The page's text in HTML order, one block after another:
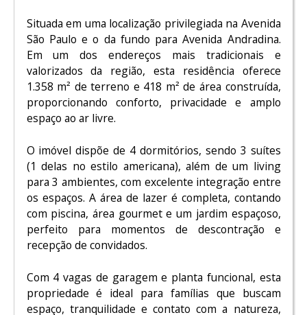
Situada em uma localização privilegiada na Avenida
São Paulo e o da fundo para Avenida Andradina.
Em um dos endereços mais tradicionais e
valorizados da região, esta residência oferece
1.358 m² de terreno e 418 m² de área construída,
proporcionando conforto, privacidade e amplo
espaço ao ar livre.
O imóvel dispõe de 4 dormitórios, sendo 3 suítes
(1 delas no estilo americana), além de um living
para 3 ambientes, com excelente integração entre
os espaços. A área de lazer é completa, contando
com piscina, área gourmet e um jardim espaçoso,
perfeito para momentos de descontração e
recepção de convidados.
Com 4 vagas de garagem e planta funcional, esta
propriedade é ideal para famílias que buscam
espaço, tranquilidade e contato com a natureza,